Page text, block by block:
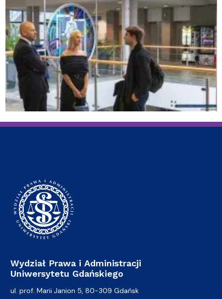
Wydział Prawa i Administracji
Uniwersytetu Gdańskiego
ul. prof. Marii Janion 5, 80-309 Gdańsk